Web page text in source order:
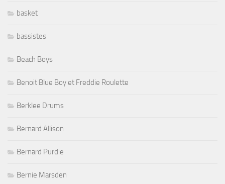
basket
bassistes
Beach Boys
Benoit Blue Boy et Freddie Roulette
Berklee Drums
Bernard Allison
Bernard Purdie
Bernie Marsden